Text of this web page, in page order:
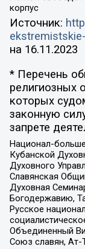
корпус
Источник:
на 16.11.2023
* Перечень
религиозных
которых
законную
запрете
Национал-
Кубанской
Духовного
Славянская
Духовная
Богодержавию,
Русское
Объединенный
Союз славян, Ат-